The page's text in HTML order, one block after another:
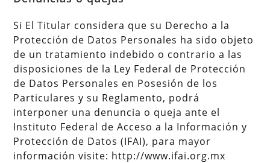
Si El Titular considera que su Derecho a la
Protección de Datos Personales ha sido objeto
de un tratamiento indebido o contrario a las
disposiciones de la Ley Federal de Protección
de Datos Personales en Posesión de los
Particulares y su Reglamento, podrá
interponer una denuncia o queja ante el
Instituto Federal de Acceso a la Información y
Protección de Datos (IFAI), para mayor
información visite: http://www.ifai.org.mx